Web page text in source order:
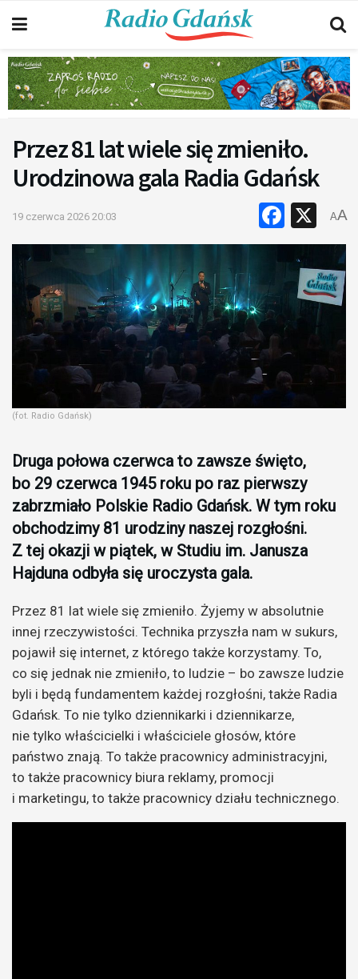
Przez 81 lat wiele się zmieniło.
Urodzinowa gala Radia Gdańsk
19 czerwca 2026 20:03 X
AA
(fot. Radio Gdańsk)
Druga połowa czerwca to zawsze święto,
bo 29 czerwca 1945 roku po raz pierwszy
zabrzmiało Polskie Radio Gdańsk. W tym roku
obchodzimy 81 urodziny naszej rozgłośni.
Z tej okazji w piątek, w Studiu im. Janusza
Hajduna odbyła się uroczysta gala.
Przez 81 lat wiele się zmieniło. Żyjemy w absolutnie
innej rzeczywistości. Technika przyszła nam w sukurs,
pojawił się internet, z którego także korzystamy. To,
co się jednak nie zmieniło, to ludzie – bo zawsze ludzie
byli i będą fundamentem każdej rozgłośni, także Radia
Gdańsk. To nie tylko dziennikarki i dziennikarze,
nie tylko właścicielki i właściciele głosów, które
państwo znają. To także pracownicy administracyjni,
to także pracownicy biura reklamy, promocji
i marketingu, to także pracownicy działu technicznego.